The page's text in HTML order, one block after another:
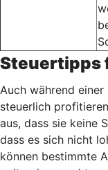
Steuertipps
Auch während
steuerlich
aus, dass sie keine
dass es sich nicht
können bestimmte